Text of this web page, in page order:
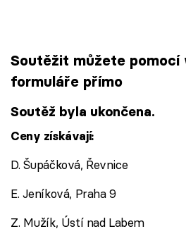
Soutěžit můžete pomocí
formuláře přímo
Soutěž byla ukončena.
Ceny získávají:
D. Šupáčková, Řevnice
E. Jeníková, Praha 9
Z. Mužík, Ústí nad Labem